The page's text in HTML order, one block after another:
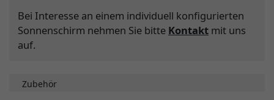
Bei Interesse an einem individuell konfigurierten
Sonnenschirm nehmen Sie bitte Kontakt mit uns
auf.
Zubehör